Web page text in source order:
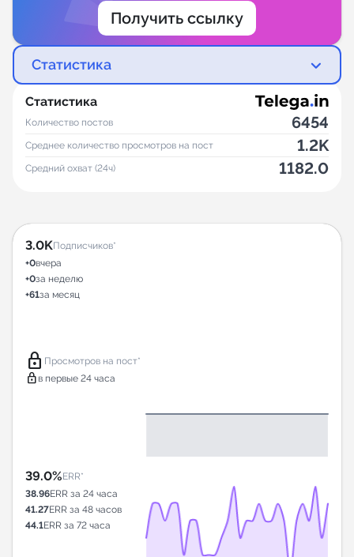
Получить ссылку
Статистика
Статистика
Количество постов 6454
Среднее количество просмотров на пост 1.2K
Средний охват (24ч) 1182.0
3.0KПодписчиков*
+0вчера
+0за неделю
+61за месяц
lock Просмотров на пост*
lock в первые 24 часа
39.0%ERR*
38.96ERR за 24 часа
41.27ERR за 48 часов
44.1ERR за 72 часа